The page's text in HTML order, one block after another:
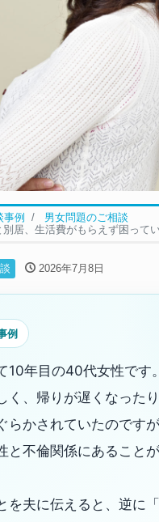
事例
男女問題のご相談
別居、生活費がもらえず困って
2026年7月8日
例
10年目の40代女性です
く、帰りが遅くなった
らかされていたのです
と不倫関係にあること
を夫に伝えると、逆に